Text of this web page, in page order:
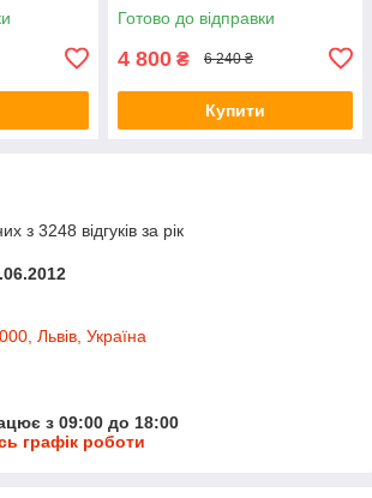
Готово до відправки
4 800 ₴ 6 240 ₴
Купити
з 3248 відгуків за рік
Львів, Україна
з 09:00 до 18:00
графік роботи